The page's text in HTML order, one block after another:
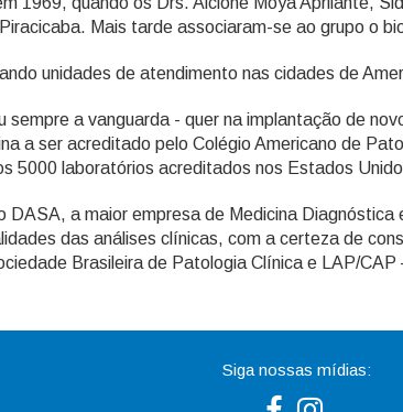
Mais tarde associaram-se ao grupo o
unidades de atendimento nas cidades de
a vanguarda - quer na implantação de
a ser acreditado pelo Colégio Americano de
5000 laboratórios acreditados nos Estados
a maior empresa de Medicina
das análises clínicas, com a certeza de
Brasileira de Patologia Clínica e LAP/
Siga nossas mídias: